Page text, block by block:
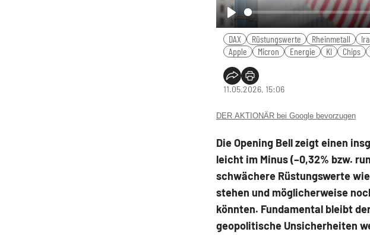
Play
DAX Rüstungswerte Rheinmetall
Apple
Micron Energie KI Chips
11.05.2026, 15:06
DER AKTIONÄR bei Google bevorzugen
Die Opening Bell zeigt einen
leicht im Minus (–0,32% bzw.
schwächere Rüstungswerte
stehen und möglicherweise
könnten. Fundamental bleibt
geopolitische Unsicherheiten